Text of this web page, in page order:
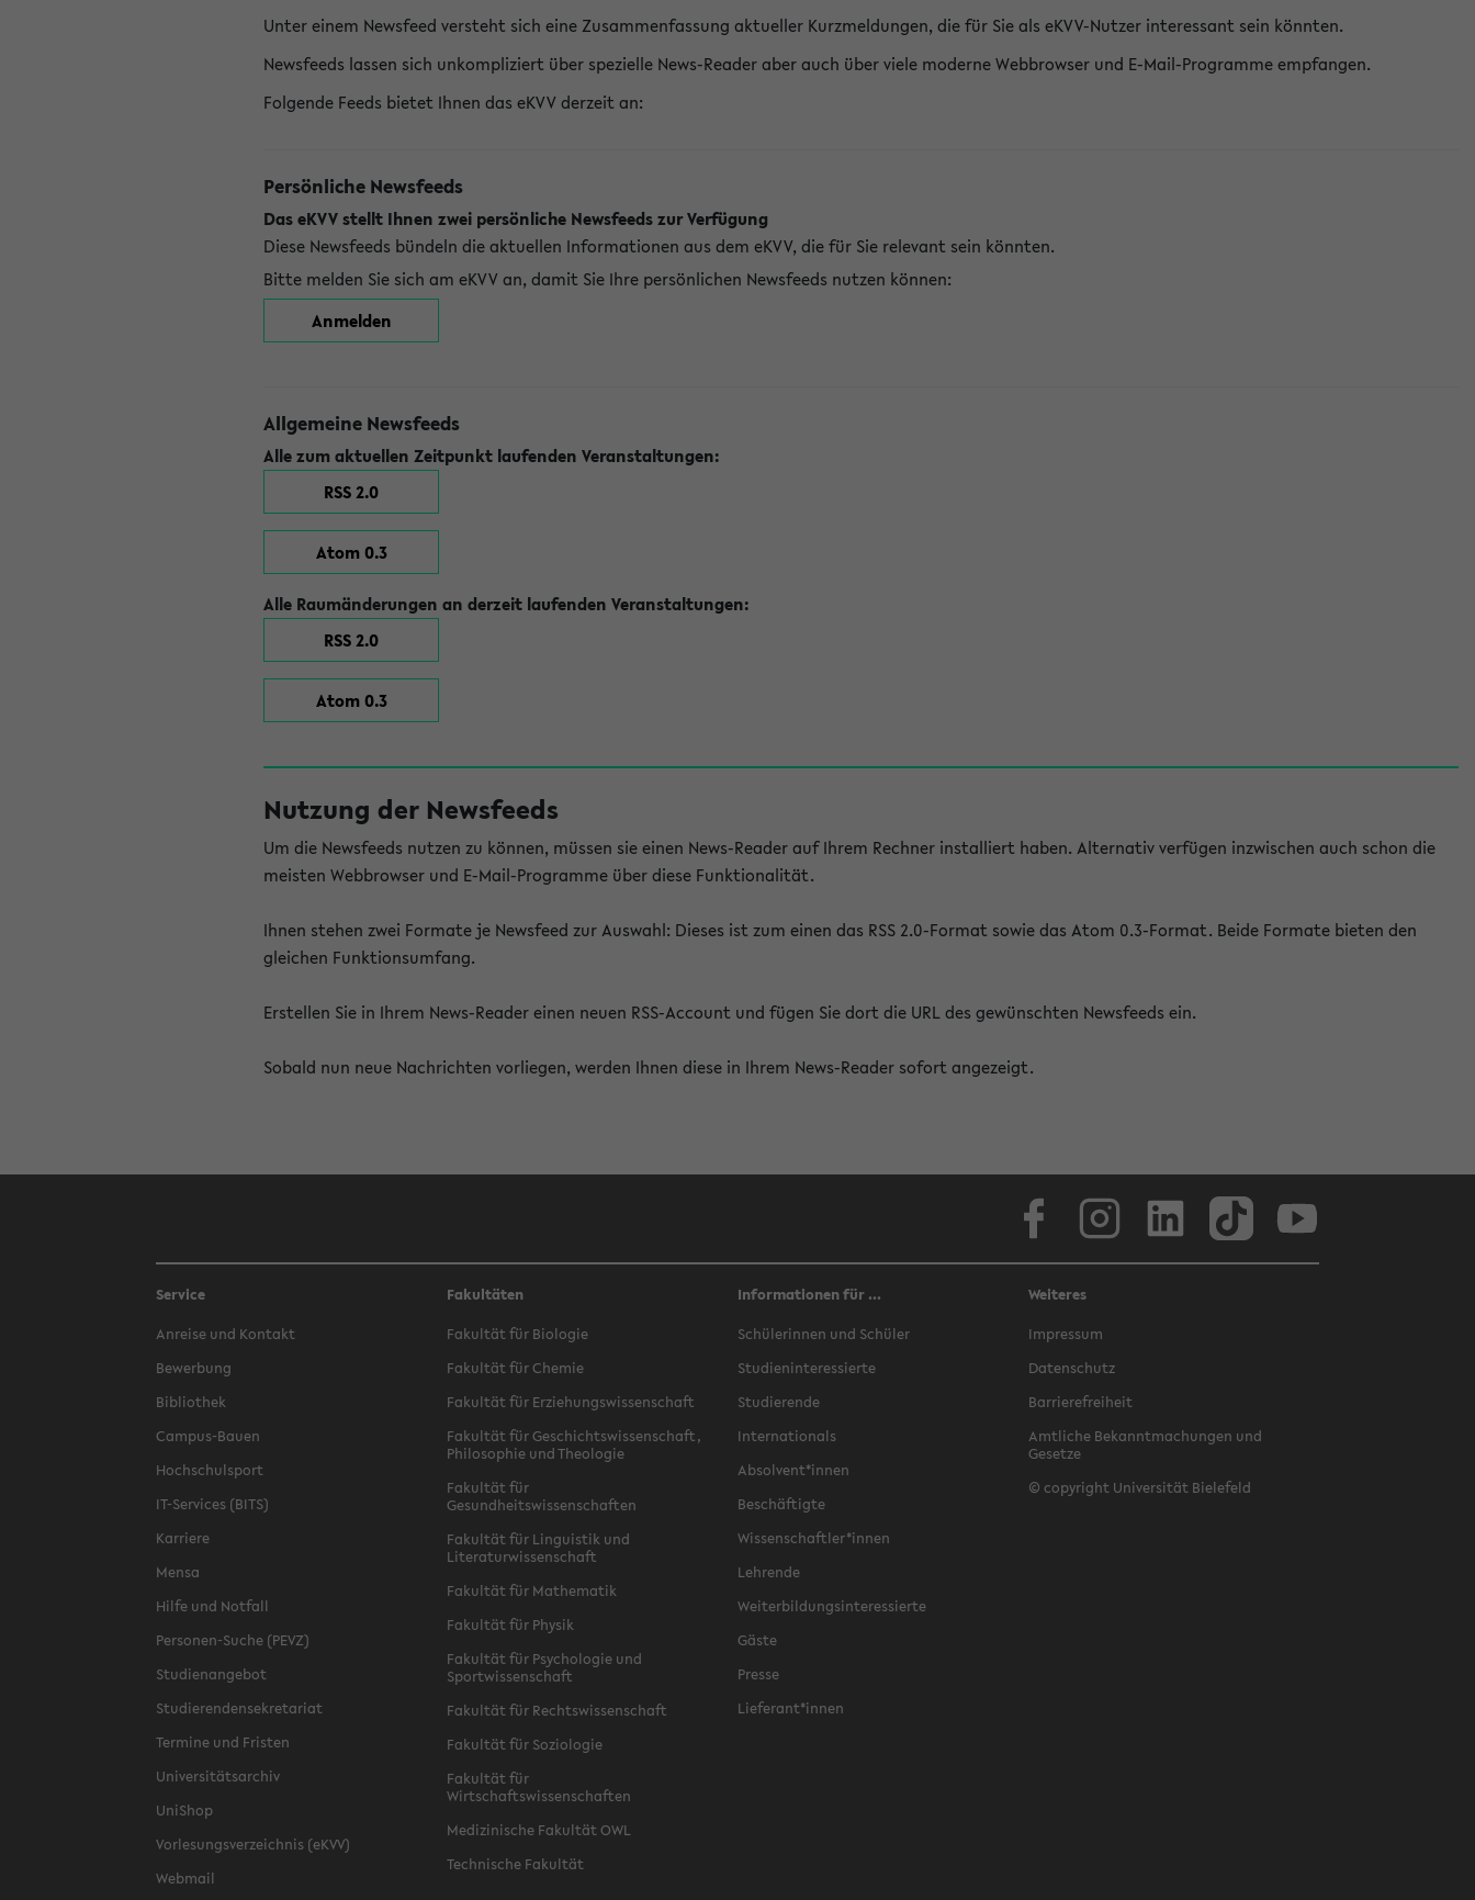
Unter einem Newsfeed versteht sich eine Zusammenfassung aktueller Kurzmeldungen, die für Sie als eKVV-Nutzer interessant sein könnten.
Newsfeeds lassen sich unkompliziert über spezielle News-Reader aber auch über viele moderne Webbrowser und E-Mail-Programme empfangen.
Folgende Feeds bietet Ihnen das eKVV derzeit an:
Persönliche Newsfeeds
Das eKVV stellt Ihnen zwei persönliche Newsfeeds zur Verfügung
Diese Newsfeeds bündeln die aktuellen Informationen aus dem eKVV, die für Sie relevant sein könnten.
Bitte melden Sie sich am eKVV an, damit Sie Ihre persönlichen Newsfeeds nutzen können:
Anmelden
Allgemeine Newsfeeds
Alle zum aktuellen Zeitpunkt laufenden Veranstaltungen:
RSS 2.0
Atom 0.3
Alle Raumänderungen an derzeit laufenden Veranstaltungen:
RSS 2.0
Atom 0.3
Nutzung der Newsfeeds
Um die Newsfeeds nutzen zu können, müssen sie einen News-Reader auf Ihrem Rechner installiert haben. Alternativ verfügen inzwischen auch schon die
meisten Webbrowser und E-Mail-Programme über diese Funktionalität.
Ihnen stehen zwei Formate je Newsfeed zur Auswahl: Dieses ist zum einen das RSS 2.0-Format sowie das Atom 0.3-Format. Beide Formate bieten den
gleichen Funktionsumfang.
Erstellen Sie in Ihrem News-Reader einen neuen RSS-Account und fügen Sie dort die URL des gewünschten Newsfeeds ein.
Sobald nun neue Nachrichten vorliegen, werden Ihnen diese in Ihrem News-Reader sofort angezeigt.
Service
Anreise und Kontakt
Bewerbung
Bibliothek
Campus-Bauen
Hochschulsport
IT-Services (BITS)
Karriere
Mensa
Hilfe und Notfall
Personen-Suche (PEVZ)
Studienangebot
Studierendensekretariat
Termine und Fristen
Universitätsarchiv
UniShop
Vorlesungsverzeichnis (eKVV)
Webmail
Fakultäten
Fakultät für Biologie
Fakultät für Chemie
Fakultät für Erziehungswissenschaft
Fakultät für Geschichtswissenschaft,
Philosophie und Theologie
Fakultät für
Gesundheitswissenschaften
Fakultät für Linguistik und
Literaturwissenschaft
Fakultät für Mathematik
Fakultät für Physik
Fakultät für Psychologie und
Sportwissenschaft
Fakultät für Rechtswissenschaft
Fakultät für Soziologie
Fakultät für
Wirtschaftswissenschaften
Medizinische Fakultät OWL
Technische Fakultät
Informationen für ...
Schülerinnen und Schüler
Studieninteressierte
Studierende
Internationals
Absolvent*innen
Beschäftigte
Wissenschaftler*innen
Lehrende
Weiterbildungsinteressierte
Gäste
Presse
Lieferant*innen
Weiteres
Impressum
Datenschutz
Barrierefreiheit
Amtliche Bekanntmachungen und
Gesetze
© copyright Universität Bielefeld